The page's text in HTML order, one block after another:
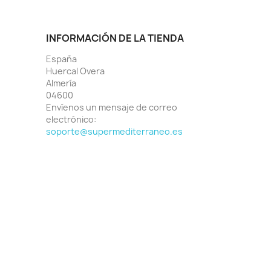
INFORMACIÓN DE LA TIENDA
España
Huercal Overa
Almería
04600
Envíenos un mensaje de correo
electrónico:
soporte@supermediterraneo.es